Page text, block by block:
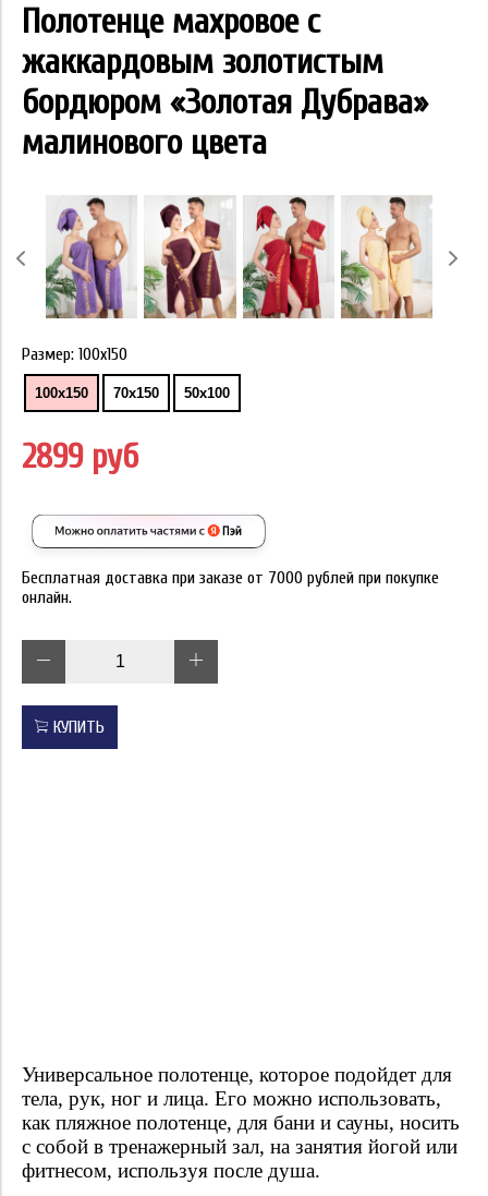
Полотенце махровое с
жаккардовым золотистым
бордюром «Золотая Дубрава»
малинового цвета
Размер: 100х150
100х150 70х150 50х100
2899 руб
Бесплатная доставка при заказе от 7000 рублей при покупке
онлайн.
КУПИТЬ
Универсальное полотенце, которое подойдет для
тела, рук, ног и лица. Его можно использовать,
как пляжное полотенце, для бани и сауны, носить
с собой в тренажерный зал, на занятия йогой или
фитнесом, используя после душа.